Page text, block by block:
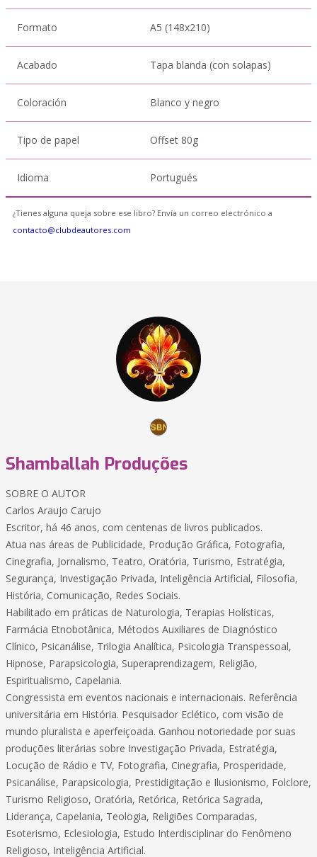
Formato A5 (148x210)
Acabado Tapa blanda (con solapas)
Coloración Blanco y negro
Tipo de papel Offset 80g
Idioma Portugués
¿Tienes alguna queja sobre ese libro? Envía un correo electrónico a
contacto@clubdeautores.com
Shamballah Produções
SOBRE O AUTOR
Carlos Araujo Carujo
Escritor, há 46 anos, com centenas de livros publicados.
Atua nas áreas de Publicidade, Produção Gráfica, Fotografia,
Cinegrafia, Jornalismo, Teatro, Oratória, Turismo, Estratégia,
Segurança, Investigação Privada, Inteligência Artificial, Filosofia,
História, Comunicação, Redes Sociais.
Habilitado em práticas de Naturologia, Terapias Holísticas,
Farmácia Etnobotânica, Métodos Auxiliares de Diagnóstico
Clínico, Psicanálise, Trilogia Analítica, Psicologia Transpessoal,
Hipnose, Parapsicologia, Superaprendizagem, Religião,
Espiritualismo, Capelania.
Congressista em eventos nacionais e internacionais. Referência
universitária em História. Pesquisador Eclético, com visão de
mundo pluralista e aperfeiçoada. Ganhou notoriedade por suas
produções literárias sobre Investigação Privada, Estratégia,
Locução de Rádio e TV, Fotografia, Cinegrafia, Prosperidade,
Psicanálise, Parapsicologia, Prestidigitação e Ilusionismo, Folclore,
Turismo Religioso, Oratória, Retórica, Retórica Sagrada,
Liderança, Capelania, Teologia, Religiões Comparadas,
Esoterismo, Eclesiologia, Estudo Interdisciplinar do Fenômeno
Religioso, Inteligência Artificial.